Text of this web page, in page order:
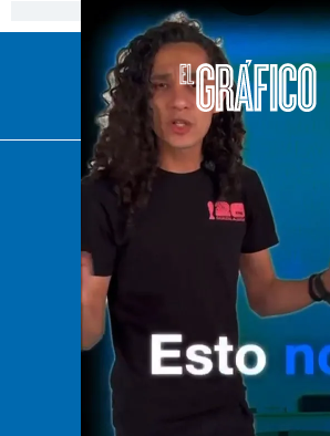
[Publicidad]
El Universal
Vive USA
Clase
De 10 sports
DeDinero